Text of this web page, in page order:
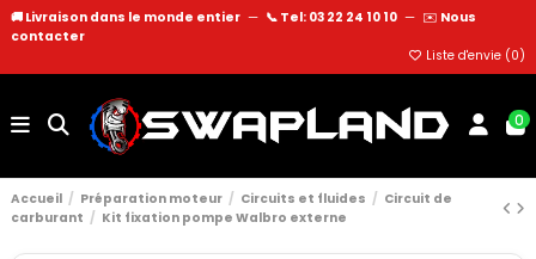
🚚 Livraison dans le monde entier — 📞 Tel: 03 22 24 10 10 — ✉️ Nous
contacter
Liste d'envie (0)
0
Accueil Préparation moteur Circuits et fluides
Circuit de
carburant
Kit fixation pompe Walbro externe